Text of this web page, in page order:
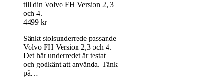
till din Volvo FH Version 2, 3
och 4.
4499 kr
Sänkt stolsunderrede passande
Volvo FH Version 2,3 och 4.
Det här underredet är testat
och godkänt att använda. Tänk
på…